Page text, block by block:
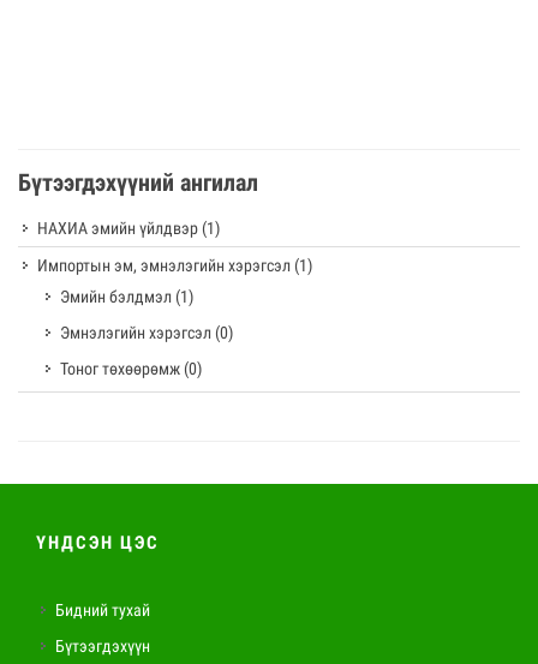
Бүтээгдэхүүний ангилал
НАХИА эмийн үйлдвэр (1)
Импортын эм, эмнэлэгийн хэрэгсэл (1)
Эмийн бэлдмэл (1)
Эмнэлэгийн хэрэгсэл (0)
Тоног төхөөрөмж (0)
ҮНДСЭН ЦЭС
Бидний тухай
Бүтээгдэхүүн